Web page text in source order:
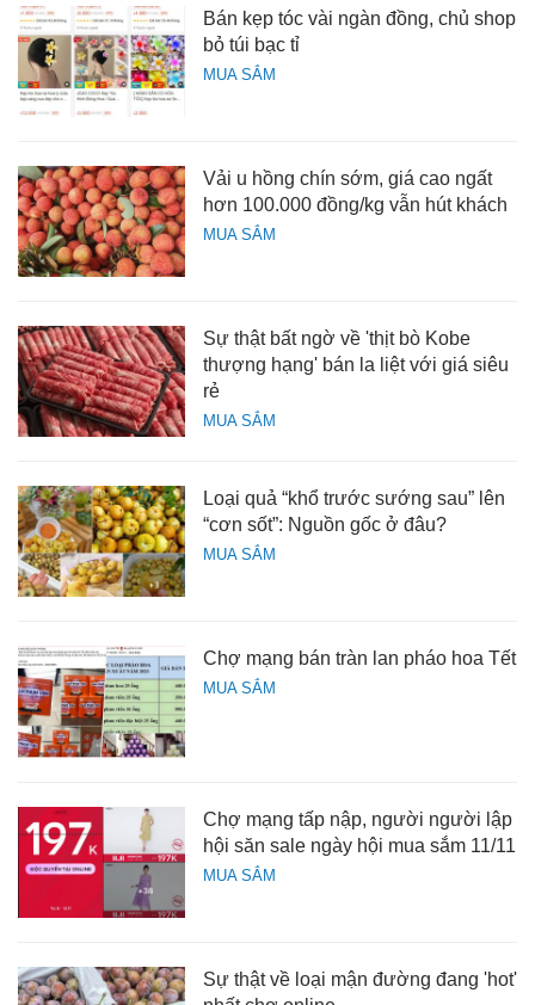
MUA SẮM
Bán kẹp tóc vài ngàn đồng, chủ shop
bỏ túi bạc tỉ
MUA SẮM
Vải u hồng chín sớm, giá cao ngất
hơn 100.000 đồng/kg vẫn hút khách
MUA SẮM
Sự thật bất ngờ về 'thịt bò Kobe
thượng hạng' bán la liệt với giá siêu
rẻ
MUA SẮM
Loại quả “khổ trước sướng sau” lên
“cơn sốt”: Nguồn gốc ở đâu?
MUA SẮM
Chợ mạng bán tràn lan pháo hoa Tết
MUA SẮM
Chợ mạng tấp nập, người người lập
hội săn sale ngày hội mua sắm 11/11
Sự thật về loại mận đường đang 'hot'